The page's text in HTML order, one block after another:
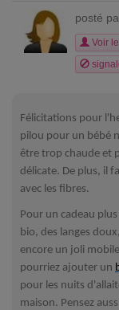
posté
Voir
Félicitations pour
pilou pour un bébé
être trop chaude et
délicate. De plus, il
avec les fibres.
Pour un cadeau
bio, des langes
encore un joli
pourriez ajouter un
pour les nuits
maison. Pensez